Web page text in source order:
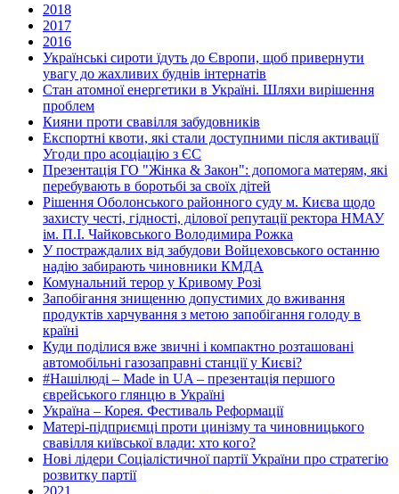
2018
2017
2016
Українські сироти їдуть до Європи, щоб привернути
увагу до жахливих буднів інтернатів
Стан атомної енергетики в Україні. Шляхи вирішення
проблем
Кияни проти свавілля забудовників
Експортні квоти, які стали доступними після активації
Угоди про асоціацію з ЄС
Презентація ГО "Жінка & Закон": допомога матерям, які
перебувають в боротьбі за своїх дітей
Рішення Оболонського районного суду м. Києва щодо
захисту честі, гідності, ділової репутації ректора НМАУ
ім. П.І. Чайковського Володимира Рожка
У постраждалих від забудови Войцеховського останню
надію забирають чиновники КМДА
Комунальний терор у Кривому Розі
Запобігання знищенню допустимих до вживання
продуктів харчування з метою запобігання голоду в
країні
Куди поділися вже звичні і компактно розташовані
автомобільні газозаправні станції у Києві?
#Нашілюді – Made in UA – презентація першого
єврейського глянцю в Україні
Україна – Корея. Фестиваль Реформації
Матері-підприємці проти цинізму та чиновницького
свавілля київської влади: хто кого?
Нові лідери Соціалістичної партії України про стратегію
розвитку партії
2021